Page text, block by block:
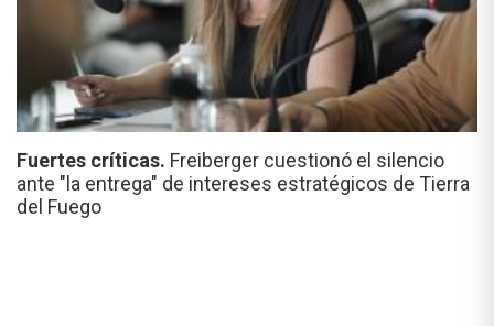
Fuertes críticas. Freiberger cuestionó el silencio
ante "la entrega" de intereses estratégicos de Tierra
del Fuego